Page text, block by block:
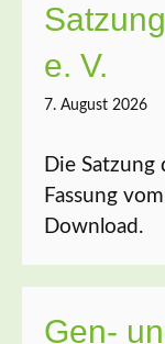
e. V.
7. August 2026
Die Satzung
Fassung
Download.
Gen-